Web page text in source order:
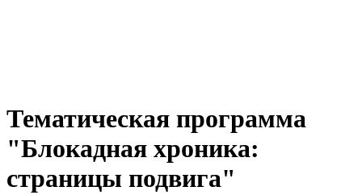
Тематическая программа
"Блокадная хроника:
страницы подвига"